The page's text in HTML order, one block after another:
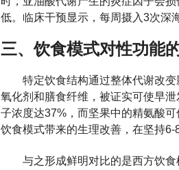
低。临床干预显示，每周摄入3次深
三、饮食模式对性功能
特定饮食结构通过整体代谢改
氧化剂和膳食纤维，被证实可使早
子浓度达37%，而坚果中的精氨酸
饮食模式带来的生理改善，在坚持6-
与之形成鲜明对比的是西方饮